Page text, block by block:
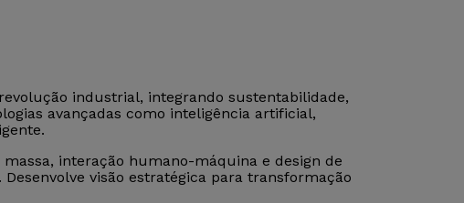
industrial, integrando sustentabilidade,
avançadas como inteligência artificial,
interação humano-máquina e design de
visão estratégica para transformação